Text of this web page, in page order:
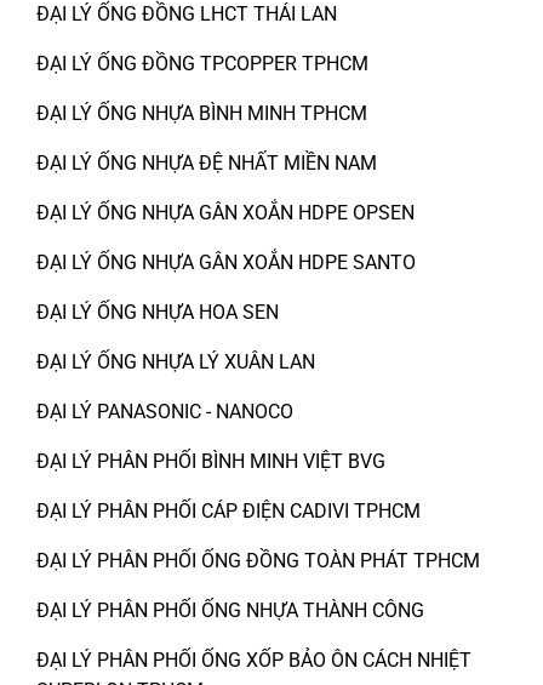
ĐẠI LÝ ỐNG ĐỒNG LHCT THÁI LAN
ĐẠI LÝ ỐNG ĐỒNG TPCOPPER TPHCM
ĐẠI LÝ ỐNG NHỰA BÌNH MINH TPHCM
ĐẠI LÝ ỐNG NHỰA ĐỆ NHẤT MIỀN NAM
ĐẠI LÝ ỐNG NHỰA GÂN XOẮN HDPE OPSEN
ĐẠI LÝ ỐNG NHỰA GÂN XOẮN HDPE SANTO
ĐẠI LÝ ỐNG NHỰA HOA SEN
ĐẠI LÝ ỐNG NHỰA LÝ XUÂN LAN
ĐẠI LÝ PANASONIC - NANOCO
ĐẠI LÝ PHÂN PHỐI BÌNH MINH VIỆT BVG
ĐẠI LÝ PHÂN PHỐI CÁP ĐIỆN CADIVI TPHCM
ĐẠI LÝ PHÂN PHỐI ỐNG ĐỒNG TOÀN PHÁT TPHCM
ĐẠI LÝ PHÂN PHỐI ỐNG NHỰA THÀNH CÔNG
ĐẠI LÝ PHÂN PHỐI ỐNG XỐP BẢO ÔN CÁCH NHIỆT